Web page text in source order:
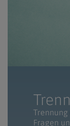
Fragen